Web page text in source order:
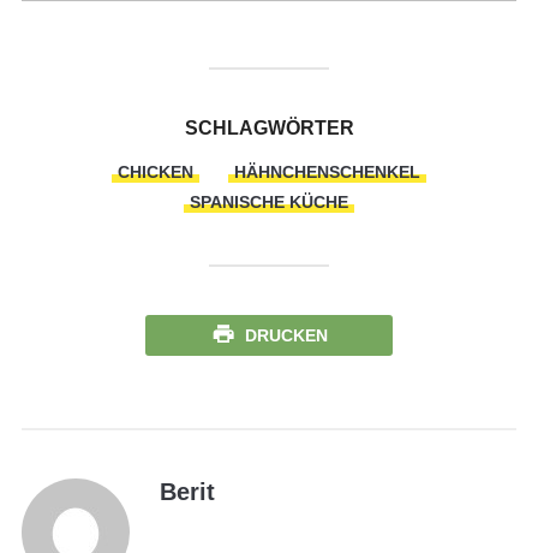
SCHLAGWÖRTER
CHICKEN
HÄHNCHENSCHENKEL
SPANISCHE KÜCHE
DRUCKEN
Berit